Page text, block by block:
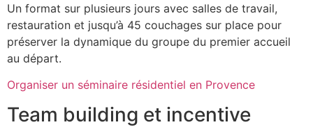
Un format sur plusieurs jours avec salles de travail,
restauration et jusqu’à 45 couchages sur place pour
préserver la dynamique du groupe du premier accueil
au départ.
Organiser un séminaire résidentiel en Provence
Team building et incentive